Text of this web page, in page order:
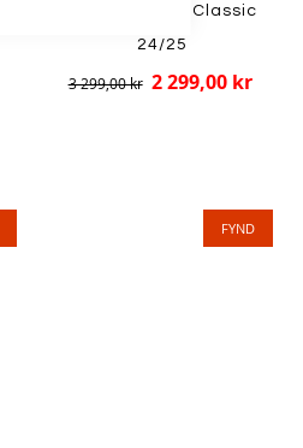
Fischer - RCS Classic
24/25
3 299,00 kr 2 299,00 kr
FYND